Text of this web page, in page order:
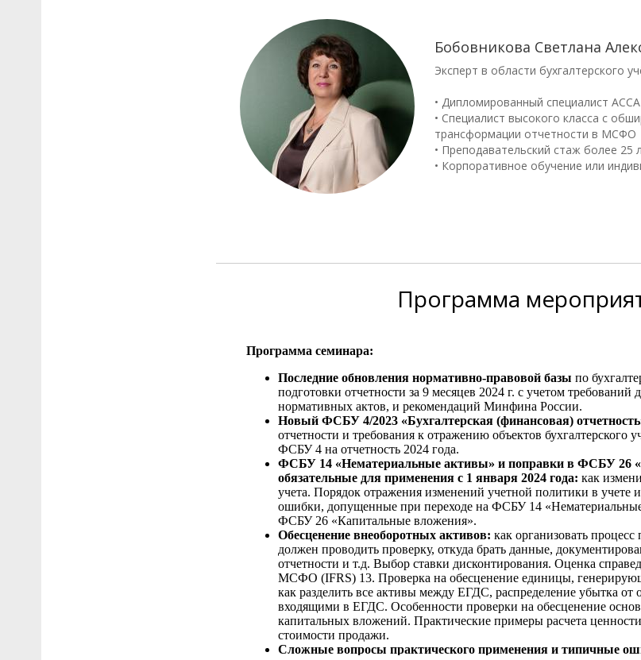
Бобовникова Светлана
Эксперт в области бухгалтерского
• Дипломированный специалист
• Специалист высокого класса с
трансформации отчетности в МСФО
• Преподавательский стаж более 25
• Корпоративное обучение или
Программа